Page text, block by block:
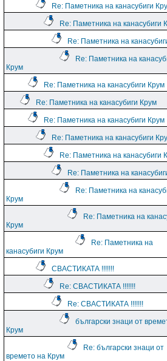
Re: Паметника на канасубиги
Re: Паметника на канасубиги
Re: Паметника на
Re: Паметника на
Крум
Re: Паметника на канасубиги Крум
Re: Паметника на канасубиги Крум
Re: Паметника на канасубиги Крум
Re: Паметника на канасубиги
Re: Паметника на канасубиги
Re: Паметника на
Re: Паметника на
Крум
Re: Паметника на
Крум
Re: Паметника на
канасубиги Крум
СВАСТИКАТА !!!!!!!
Re: СВАСТИКАТА !!!!!!!
Re: СВАСТИКАТА !!!!!!!
български знаци от
Крум
Re: български знаци от
времето на Крум